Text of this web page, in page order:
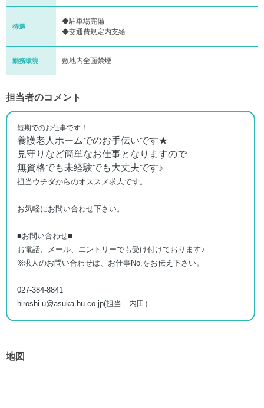
待遇
◆駐車場完備
◆交通費規定内支給
勤務環境 敷地内全面禁煙
担当者のコメント
短期でのお仕事です！
養護老人ホームでのお手伝いです★
見守りなど簡単なお仕事となりますので
無資格でも未経験でも大丈夫です♪
担当ウチダからのオススメ求人です。
お気軽にお問い合わせ下さい。
■お問い合わせ■
お電話、メール、エントリーでも受け付けております♪
※求人のお問い合わせは、お仕事No.をお伝え下さい。
027-384-8841
hiroshi-u@asuka-hu.co.jp(担当 内田）
地図